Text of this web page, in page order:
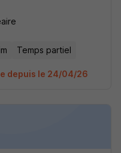
Temps partiel
depuis le 24/04/26